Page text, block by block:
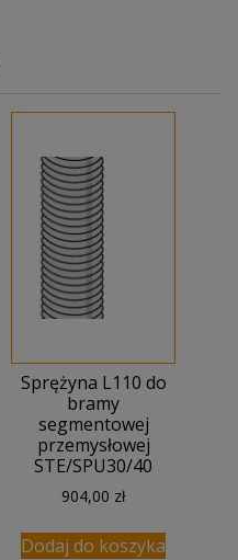
Sprężyna L110 do
bramy
segmentowej
przemysłowej
STE/SPU30/40
904,00 zł
Dodaj do koszyka